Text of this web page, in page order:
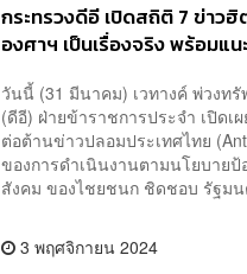
กระทรวงดีอี เปิดสถิติ 7 ข่าว
องศาฯ เป็นเรื่องจริง พร้อมแ
วันนี้ (31 มีนาคม) เวทางค์ พ่วงท
(ดีอี) ฝ่ายข้าราชการประจำ เปิด
ต่อต้านข่าวปลอมประเทศไทย
ของการดำเนินงานตามนโยบาย
สังคม ของไชยชนก ชิดชอบ รัฐมน
3 พฤศจิกายน 2024